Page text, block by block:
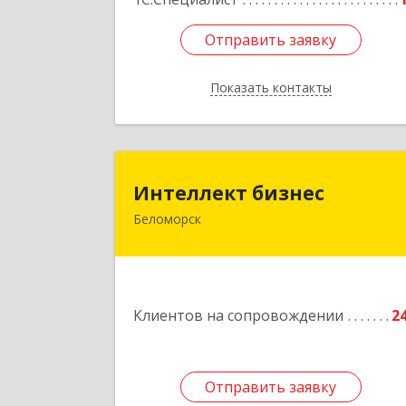
Отправить заявку
Показать контакты
Отправить заявку
Назад
Интеллект бизнес
Беломорск
Клиентов на сопровождении
Отправить заявку
Интеллект бизнес
г. Беломорск, Портовое шоссе, д.1
Отправить заявку